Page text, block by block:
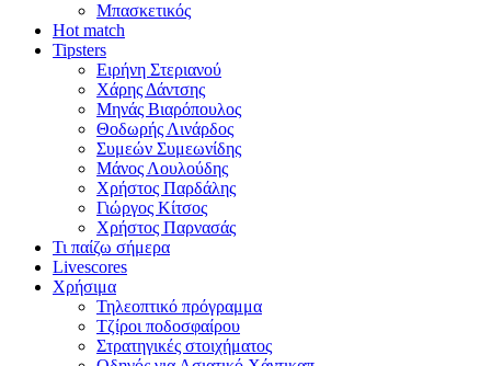
Μπασκετικός
Hot match
Tipsters
Ειρήνη Στεριανού
Χάρης Δάντσης
Μηνάς Βιαρόπουλος
Θοδωρής Λινάρδος
Συμεών Συμεωνίδης
Μάνος Λουλούδης
Χρήστος Παρδάλης
Γιώργος Κίτσος
Χρήστος Παρνασάς
Τι παίζω σήμερα
Livescores
Χρήσιμα
Τηλεοπτικό πρόγραμμα
Τζίροι ποδοσφαίρου
Στρατηγικές στοιχήματος